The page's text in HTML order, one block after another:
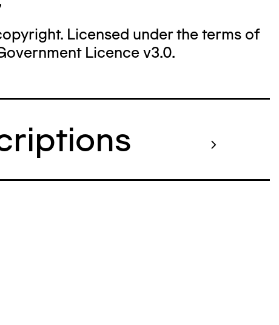
Licensed under the terms of
Licence v3.0.